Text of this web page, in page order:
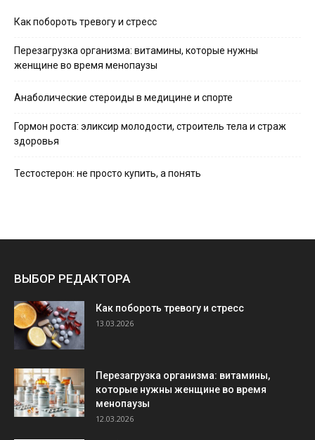
Как побороть тревогу и стресс
Перезагрузка организма: витамины, которые нужны
женщине во время менопаузы
Анаболические стероиды в медицине и спорте
Гормон роста: эликсир молодости, строитель тела и страж
здоровья
Тестостерон: не просто купить, а понять
ВЫБОР РЕДАКТОРА
Как побороть тревогу и стресс
13.03.2026
Перезагрузка организма: витамины,
которые нужны женщине во время
менопаузы
12.03.2026